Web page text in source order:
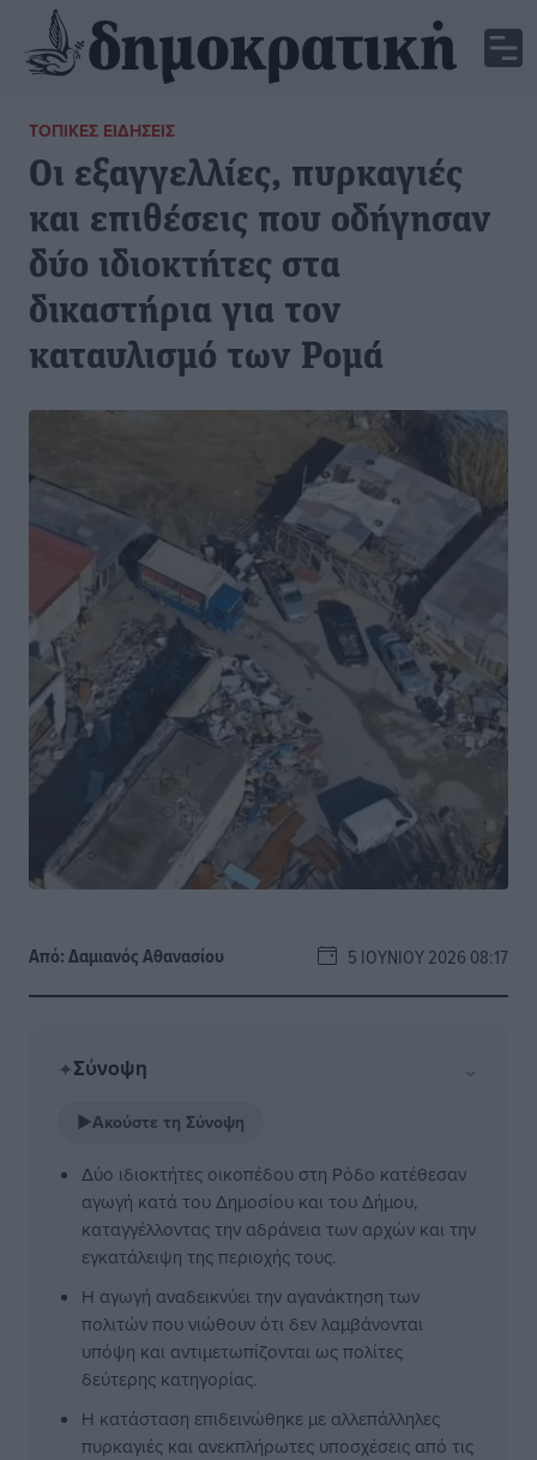
ΤΟΠΙΚΈΣ ΕΙΔΉΣΕΙΣ
Οι εξαγγελλίες, πυρκαγιές
και επιθέσεις που οδήγησαν
δύο ιδιοκτήτες στα
δικαστήρια για τον
καταυλισμό των Ρομά
Από:Δαμιανός Αθανασίου 5 ΙΟΥΝΊΟΥ 2026 08:17
✦Σύνοψη ⌄
▶Ακούστε τη Σύνοψη
Δύο ιδιοκτήτες οικοπέδου στη Ρόδο κατέθεσαν
αγωγή κατά του Δημοσίου και του Δήμου,
καταγγέλλοντας την αδράνεια των αρχών και την
εγκατάλειψη της περιοχής τους.
Η αγωγή αναδεικνύει την αγανάκτηση των
πολιτών που νιώθουν ότι δεν λαμβάνονται
υπόψη και αντιμετωπίζονται ως πολίτες
δεύτερης κατηγορίας.
Η κατάσταση επιδεινώθηκε με αλλεπάλληλες
πυρκαγιές και ανεκπλήρωτες υποσχέσεις από τις